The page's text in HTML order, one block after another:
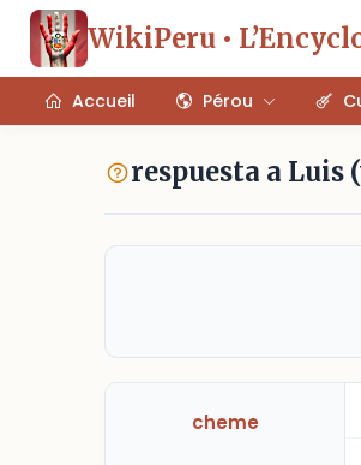
WikiPeru •
Accueil Pérou
respuesta a Luis
cheme